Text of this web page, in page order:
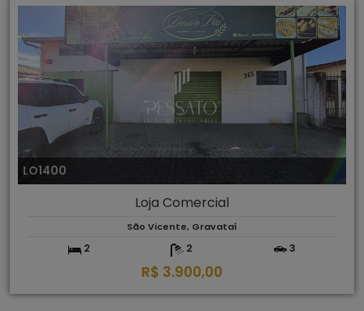
LO1400
Loja Comercial
São Vicente, Gravataí
2 2 3
R$ 3.900,00